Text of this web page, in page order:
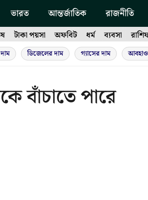
ভারত আন্তর্জাতিক রাজনীতি
টাকা পয়সা অফবিট ধর্ম ব্যবসা
ডিজেলের দাম গ্যাসের দাম
বাঁচাতে পারে